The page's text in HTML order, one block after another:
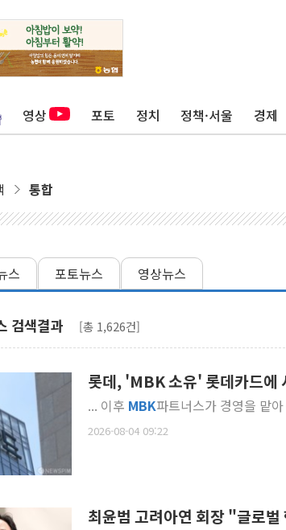
영상 포토 정치 정책·서울 경제
통합
스 포토뉴스 영상뉴스
검색결과 [총 1,626건]
롯데, 'MBK 소유' 롯데카드
... 이후 MBK파트너스가 경영을 맡
2026-08-04 09:22
최윤범 고려아연 회장 "글로